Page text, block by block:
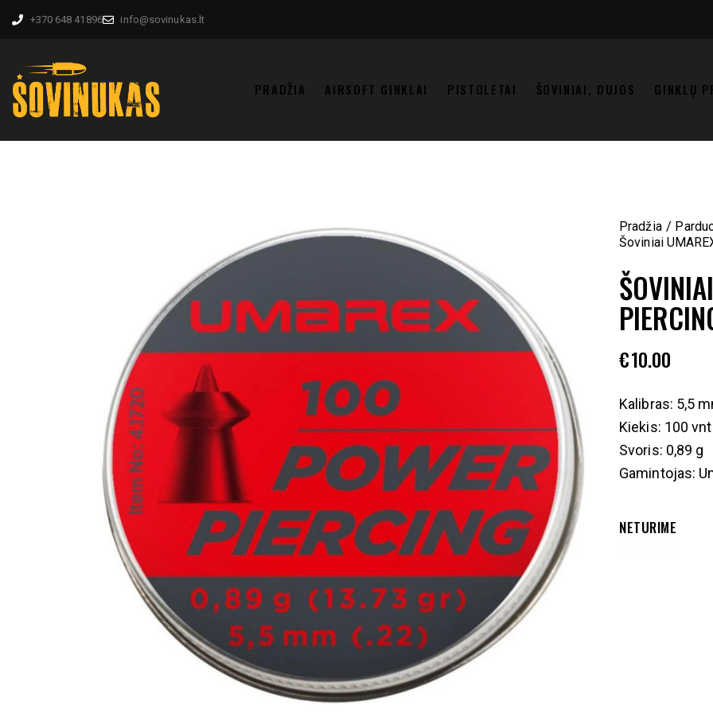
+370 648 41896 info@sovinukas.lt
PRADŽIA AIRSOFT GINKLAI PISTOLETAI ŠOVINIAI, DUJOS GINKLŲ
Pradžia
Šoviniai
€10.00
Kalibras: 5,5
Kiekis: 100 vnt
Svoris: 0,89 g
Gamintojas:
NETURIME